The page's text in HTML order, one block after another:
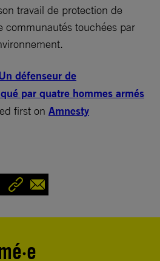
travail de protection de
communautés touchées par
défenseur de
par quatre hommes armés
first on Amnesty